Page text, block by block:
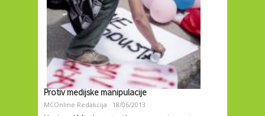
Protiv medijske manipulacije
MCOnline Redakcija 18/06/2013